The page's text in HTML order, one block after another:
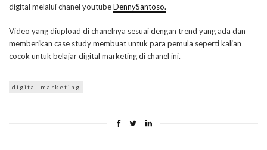
digital melalui chanel youtubeDennySantoso.
Video yang diupload di chanelnya sesuai dengan trend yang ada dan
memberikan case study membuat untuk para pemula seperti kalian
cocok untuk belajar digital marketing di chanel ini.
digital marketing